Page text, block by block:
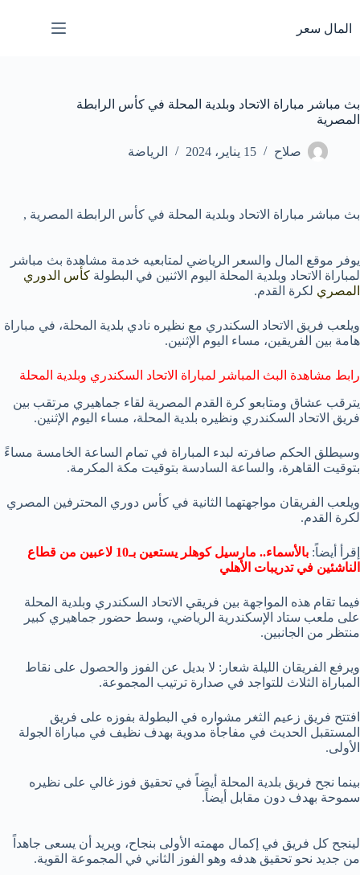
إلى
المحتوى
المال سعر
بث مباشر مباراة الاتحاد وبلدية المحلة في كأس الرابطة
المصرية
صلاح 15 يناير، 2024 الرياضة
بث مباشر مباراة الاتحاد وبلدية المحلة في كأس الرابطة المصرية ,
يوفر موقع المال والسعر الرياضي لمتابعيه خدمة مشاهدة بث مباشر
لمباراة الاتحاد وبلدية المحلة اليوم الاثنين في البطولة كأس الدوري
المصري لكرة القدم.
ويلعب فريق الاتحاد السكندري مع نظيره نادي بلدية المحلة، في مباراة
هامة بين الفريقين، مساء اليوم الإثنين.
رابط مشاهدة البث المباشر لمباراة الاتحاد السكندري وبلدية المحلة
يترقب عشاق ومتابعو كرة القدم المصرية لقاء جماهيري مرتقب بين
فريق الاتحاد السكندري ونظيره بلدية المحلة، مساء اليوم الإثنين.
وسيطلق الحكم صافرته لبدء المباراة في تمام الساعة الخامسة مساءً
بتوقيت القاهرة، والساعة السادسة بتوقيت مكة المكرمة.
ويلعب الفريقان مواجهتهما الثانية في كأس دوري المحترفين المصري
لكرة القدم.
إقرأ أيضاً:
بالأسماء.. مارسيل كوهلر يستعين بـ10 لاعبين من قطاع
الناشئين في تدريبات الأهلي
فيما تقام هذه المواجهة بين فريقي الاتحاد السكندري وبلدية المحلة
على ملعب ستاد الإسكندرية الرياضي، وسط حضور جماهيري كبير
منتظر من الجانبين.
ويرفع الفريقان الليلة شعار: لا بديل عن الفوز والحصول على نقاط
المباراة الثلاث للتواجد في صدارة ترتيب المجموعة.
افتتح فريق زعيم الثغر مشواره في البطولة بفوزه على فريق
المستقبل الحديث في مفاجأة مدوية بهدف نظيف في مباراة الجولة
الأولى.
بينما نجح فريق بلدية المحلة أيضاً في تحقيق فوز غالي على نظيره
سموحة بهدف دون مقابل أيضاً.
لينجح كل فريق في إكمال مهمته الأولى بنجاح، ويريد أن يسعى جاهداً
من جديد نحو تحقيق هدفه وهو الفوز الثاني في المجموعة القوية.